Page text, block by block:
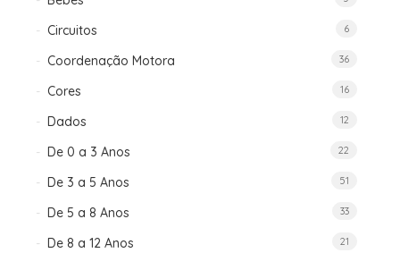
Circuitos 6
Coordenação Motora 36
Cores 16
Dados 12
De 0 a 3 Anos 22
De 3 a 5 Anos 51
De 5 a 8 Anos 33
De 8 a 12 Anos 21